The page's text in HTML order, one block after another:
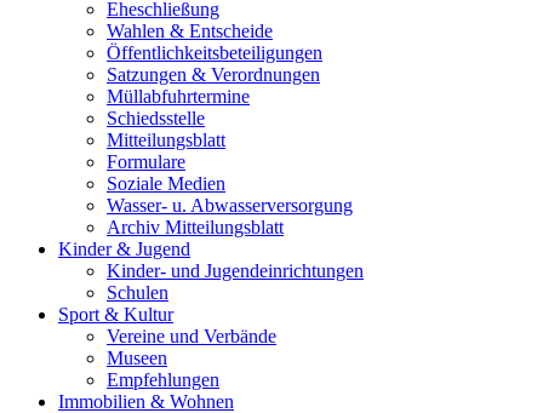
Eheschließung
Wahlen & Entscheide
Öffentlichkeitsbeteiligungen
Satzungen & Verordnungen
Müllabfuhrtermine
Schiedsstelle
Mitteilungsblatt
Formulare
Soziale Medien
Wasser- u. Abwasserversorgung
Archiv Mitteilungsblatt
Kinder & Jugend
Kinder- und Jugendeinrichtungen
Schulen
Sport & Kultur
Vereine und Verbände
Museen
Empfehlungen
Immobilien & Wohnen